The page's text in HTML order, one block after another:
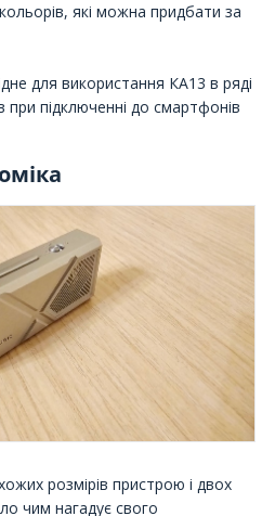
кольорів, які можна придбати за
для використання КА13 в ряді
при підключенні до смартфонів
розмірів пристрою і двох
чим нагадує свого